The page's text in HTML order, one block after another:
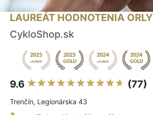
LAUREÁT HODNOTENIA ORLY
CykloShop.sk
9.6 (77)
Trenčín, Legionárska 43